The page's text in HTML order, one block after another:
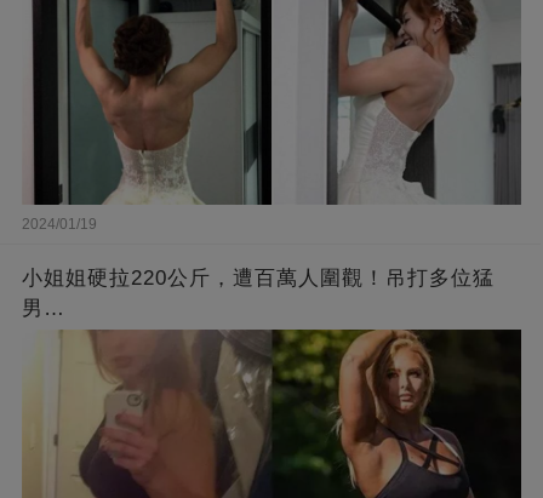
2024/01/19
小姐姐硬拉220公斤，遭百萬人圍觀！吊打多位猛
男…